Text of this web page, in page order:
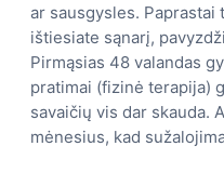
ar sausgysles. Paprastai
ištiesiate sąnarį,
Pirmąsias 48 valandas
pratimai (fizinė terapija)
savaičių vis dar skauda.
mėnesius, kad